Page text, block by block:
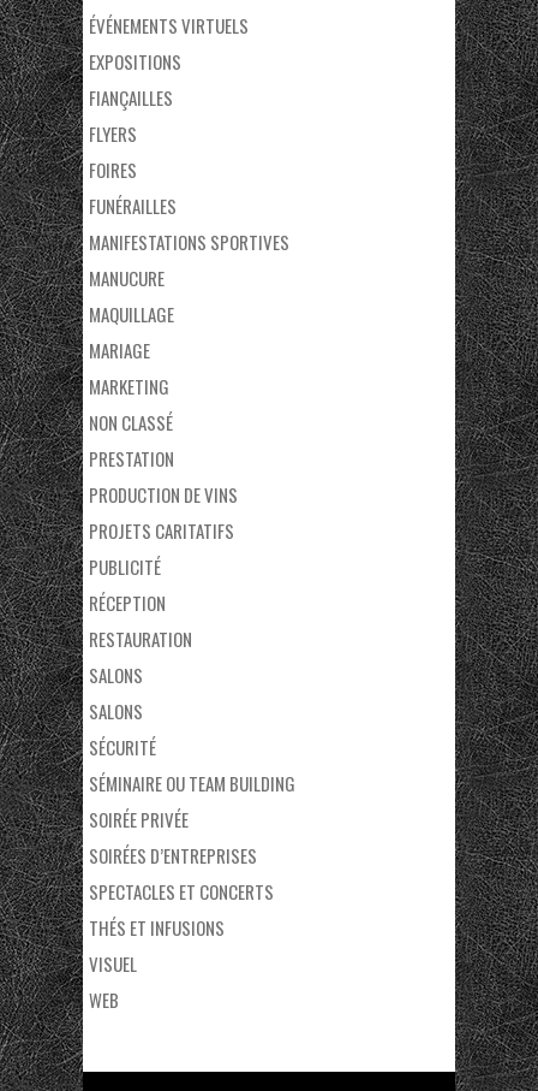
ÉVÉNEMENTS VIRTUELS
EXPOSITIONS
FIANÇAILLES
FLYERS
FOIRES
FUNÉRAILLES
MANIFESTATIONS SPORTIVES
MANUCURE
MAQUILLAGE
MARIAGE
MARKETING
NON CLASSÉ
PRESTATION
PRODUCTION DE VINS
PROJETS CARITATIFS
PUBLICITÉ
RÉCEPTION
RESTAURATION
SALONS
SALONS
SÉCURITÉ
SÉMINAIRE OU TEAM BUILDING
SOIRÉE PRIVÉE
SOIRÉES D’ENTREPRISES
SPECTACLES ET CONCERTS
THÉS ET INFUSIONS
VISUEL
WEB